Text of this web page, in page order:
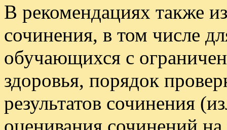
В рекомендациях также
сочинения, в том числе
обучающихся с
здоровья, порядок
результатов сочинения